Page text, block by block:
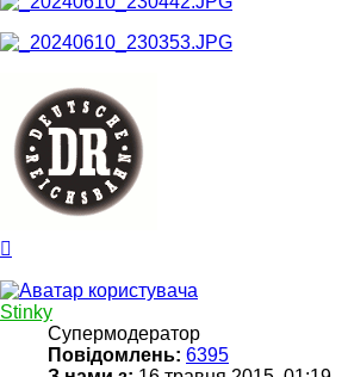
Stinky
Супермодератор
Повідомлень: 6395